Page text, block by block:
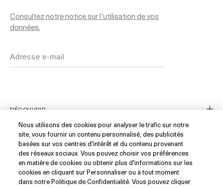
Consultez notre notice sur l’utilisation de vos
données.
DÉCOUVRIR
Notre Histoire
Les Ingrédients
Blue Heart
Suivre ma commande
SERVICE CLIENT
WhatsApp (+33)1 82 88 38 88
Nous utilisons des cookies pour analyser le trafic sur notre
site, vous fournir un contenu personnalisé, des publicités
basées sur vos centres d'intérêt et du contenu provenant
des réseaux sociaux. Vous pouvez choisir vos préférences
en matière de cookies ou obtenir plus d'informations sur les
cookies en cliquant sur Personnaliser ou à tout moment
dans notre Politique de Confidentialité. Vous pouvez cliquer